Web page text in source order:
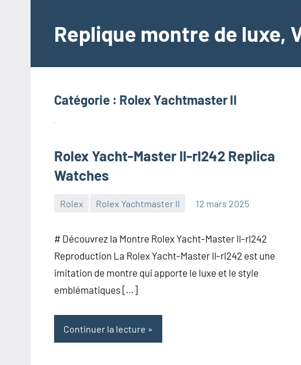
contenuReplique montre de luxe,
Catégorie : Rolex Yachtmaster II
Rolex Yacht-Master II-rl242 Replica
Watches
Rolex Rolex Yachtmaster II 12 mars 2025
# Découvrez la Montre Rolex Yacht-Master II-rl242
Reproduction La Rolex Yacht-Master II-rl242 est une
imitation de montre qui apporte le luxe et le style
emblématiques […]
Continuer la lecture